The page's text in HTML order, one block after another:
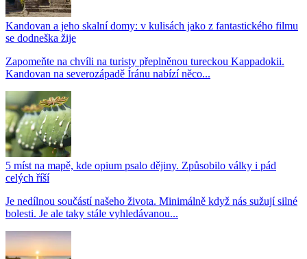
Kandovan a jeho skalní domy: v kulisách jako z fantastického filmu
se dodneška žije
Zapomeňte na chvíli na turisty přeplněnou tureckou Kappadokii.
Kandovan na severozápadě Íránu nabízí něco...
5 míst na mapě, kde opium psalo dějiny. Způsobilo války i pád
celých říší
Je nedílnou součástí našeho života. Minimálně když nás sužují silné
bolesti. Je ale taky stále vyhledávanou...